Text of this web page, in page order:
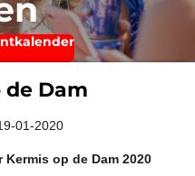
de Dam
01-2020
op de Dam 2020